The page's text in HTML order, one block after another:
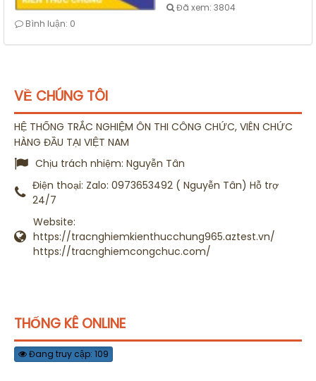
Đã xem: 3804
Bình luận: 0
VỀ CHÚNG TÔI
HỆ THỐNG TRẮC NGHIỆM ÔN THI CÔNG CHỨC, VIÊN CHỨC
HÀNG ĐẦU TẠI VIỆT NAM
Chịu trách nhiệm: Nguyễn Tân
Điện thoại: Zalo: 0973653492 ( Nguyễn Tân) Hỗ trợ
24/7
Website:
https://tracnghiemkienthucchung965.aztest.vn/
https://tracnghiemcongchuc.com/
THỐNG KÊ ONLINE
Đang truy cập: 109